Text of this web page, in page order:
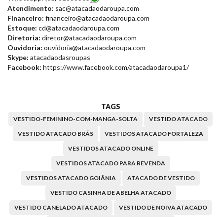
Atendimento: sac@atacadaodaroupa.com
Financeiro: financeiro@atacadaodaroupa.com
Estoque: cd@atacadaodaroupa.com
Diretoria: diretor@atacadaodaroupa.com
Ouvidoria: ouvidoria@atacadaodaroupa.com
Skype: atacadaodasroupas
Facebook: https://www.facebook.com/atacadaodaroupa1/
TAGS
VESTIDO-FEMININO-COM-MANGA-SOLTA
VESTIDO ATACADO
VESTIDO ATACADO BRÁS
VESTIDOS ATACADO FORTALEZA
VESTIDOS ATACADO ONLINE
VESTIDOS ATACADO PARA REVENDA
VESTIDOS ATACADO GOIÂNIA
ATACADO DE VESTIDO
VESTIDO CASINHA DE ABELHA ATACADO
VESTIDO CANELADO ATACADO
VESTIDO DE NOIVA ATACADO